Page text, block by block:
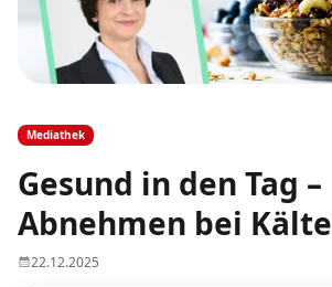
Mediathek
Gesund in den Tag –
Abnehmen bei Kälte
22.12.2025